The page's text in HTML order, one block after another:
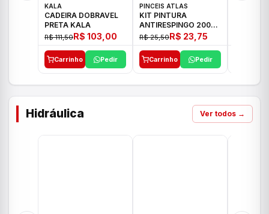
KALA
CADEIRA DOBRAVEL
PRETA KALA
R$ 111,50R$ 103,00
Carrinho Pedir
PINCEIS ATLAS
KIT PINTURA
ANTIRESPINGO 2003
ATLAS 03 PCS
R$ 25,50R$ 23,75
Carrinho Pedir
Hidráulica Ver todos →